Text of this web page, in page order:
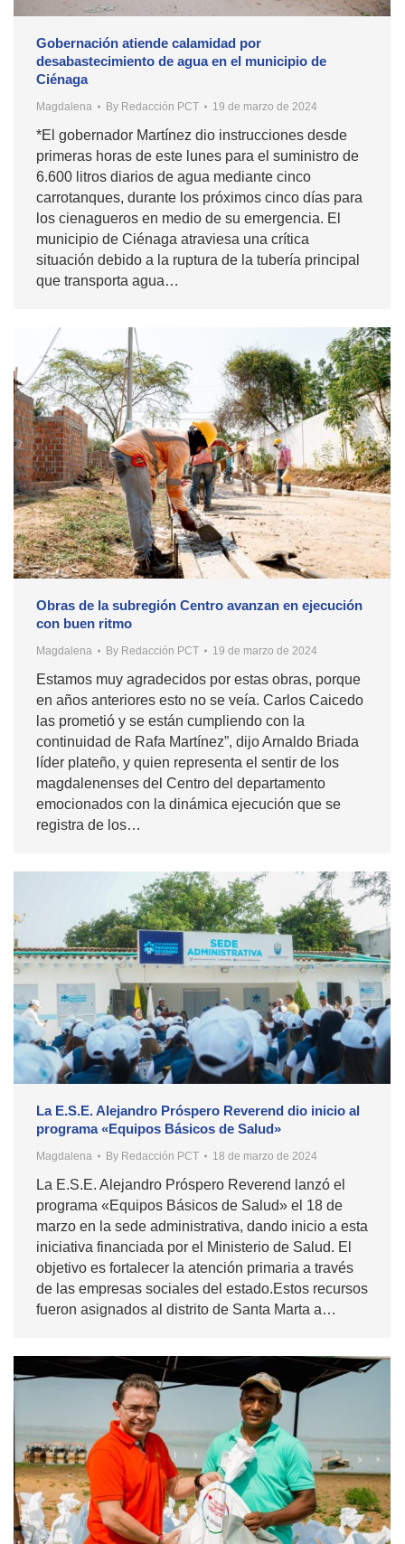
Gobernación atiende calamidad por
desabastecimiento de agua en el municipio de
Ciénaga
Magdalena By Redacción PCT 19 de marzo de 2024
*El gobernador Martínez dio instrucciones desde
primeras horas de este lunes para el suministro de
6.600 litros diarios de agua mediante cinco
carrotanques, durante los próximos cinco días para
los cienagueros en medio de su emergencia. El
municipio de Ciénaga atraviesa una crítica
situación debido a la ruptura de la tubería principal
que transporta agua…
Obras de la subregión Centro avanzan en ejecución
con buen ritmo
Magdalena By Redacción PCT 19 de marzo de 2024
Estamos muy agradecidos por estas obras, porque
en años anteriores esto no se veía. Carlos Caicedo
las prometió y se están cumpliendo con la
continuidad de Rafa Martínez”, dijo Arnaldo Briada
líder plateño, y quien representa el sentir de los
magdalenenses del Centro del departamento
emocionados con la dinámica ejecución que se
registra de los…
La E.S.E. Alejandro Próspero Reverend dio inicio al
programa «Equipos Básicos de Salud»
Magdalena By Redacción PCT 18 de marzo de 2024
La E.S.E. Alejandro Próspero Reverend lanzó el
programa «Equipos Básicos de Salud» el 18 de
marzo en la sede administrativa, dando inicio a esta
iniciativa financiada por el Ministerio de Salud. El
objetivo es fortalecer la atención primaria a través
de las empresas sociales del estado.Estos recursos
fueron asignados al distrito de Santa Marta a…